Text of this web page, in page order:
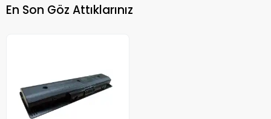
En Son Göz Attıklarınız